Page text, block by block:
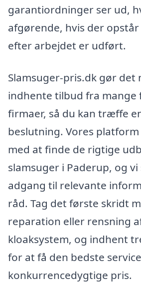
garantiordninger ser ud,
afgørende, hvis der
efter arbejdet er udført.
Slamsuger-pris.dk gør det
indhente tilbud fra mange
firmaer, så du kan træffe
beslutning. Vores
med at finde de rigtige
slamsuger i Paderup, og
adgang til relevante
råd. Tag det første skridt
reparation eller rensning
kloaksystem, og indhent
for at få den bedste
konkurrencedygtige pris.